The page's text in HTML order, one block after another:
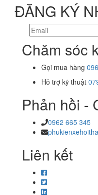
ĐĂNG KÝ
Chăm sóc
Gọi mua hàng
Hỗ trợ kỹ thuật
Phản hồi -
0962 665 345
Liên kết